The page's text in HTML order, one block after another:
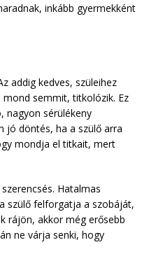
inkább gyermekként
addig kedves, szüleihez
semmit, titkolózik. Ez
nagyon sérülékeny
jó döntés, ha a szülő arra
mondja el titkait, mert
Hatalmas
szülő felforgatja a szobáját,
rájön, akkor még erősebb
ne várja senki, hogy